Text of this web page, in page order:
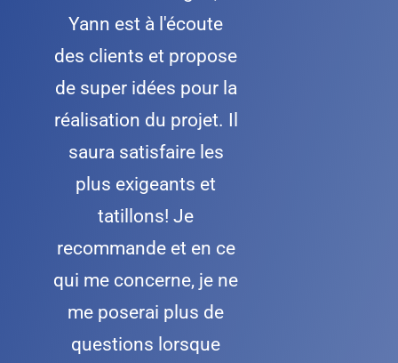
Yann est à l'écoute
des clients et propose
de super idées pour la
réalisation du projet. Il
saura satisfaire les
plus exigeants et
tatillons! Je
recommande et en ce
qui me concerne, je ne
me poserai plus de
questions lorsque